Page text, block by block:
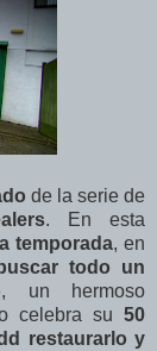
de la serie de
. En esta
temporada, en
todo un
, un hermoso
celebra su 50
restaurarlo y